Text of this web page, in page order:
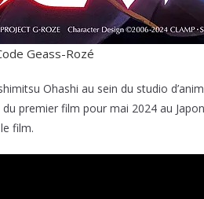
Geass-Rozé
Ohashi au sein du studio
premier film pour mai 2024 au
film.